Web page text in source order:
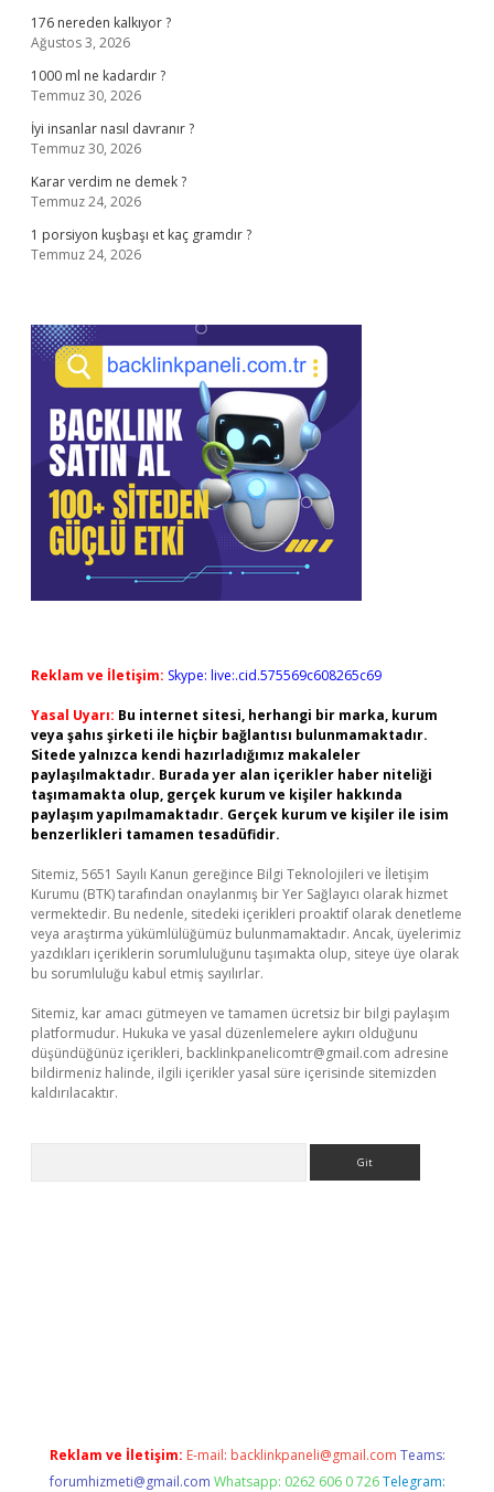
176 nereden kalkıyor ?
Ağustos 3, 2026
1000 ml ne kadardır ?
Temmuz 30, 2026
İyi insanlar nasıl davranır ?
Temmuz 30, 2026
Karar verdim ne demek ?
Temmuz 24, 2026
1 porsiyon kuşbaşı et kaç gramdır ?
Temmuz 24, 2026
Reklam ve İletişim: Skype: live:.cid.575569c608265c69
Yasal Uyarı: Bu internet sitesi, herhangi bir marka, kurum
veya şahıs şirketi ile hiçbir bağlantısı bulunmamaktadır.
Sitede yalnızca kendi hazırladığımız makaleler
paylaşılmaktadır. Burada yer alan içerikler haber niteliği
taşımamakta olup, gerçek kurum ve kişiler hakkında
paylaşım yapılmamaktadır. Gerçek kurum ve kişiler ile isim
benzerlikleri tamamen tesadüfidir.
Sitemiz, 5651 Sayılı Kanun gereğince Bilgi Teknolojileri ve İletişim
Kurumu (BTK) tarafından onaylanmış bir Yer Sağlayıcı olarak hizmet
vermektedir. Bu nedenle, sitedeki içerikleri proaktif olarak denetleme
veya araştırma yükümlülüğümüz bulunmamaktadır. Ancak, üyelerimiz
yazdıkları içeriklerin sorumluluğunu taşımakta olup, siteye üye olarak
bu sorumluluğu kabul etmiş sayılırlar.
Sitemiz, kar amacı gütmeyen ve tamamen ücretsiz bir bilgi paylaşım
platformudur. Hukuka ve yasal düzenlemelere aykırı olduğunu
düşündüğünüz içerikleri, backlinkpanelicomtr@gmail.com adresine
bildirmeniz halinde, ilgili içerikler yasal süre içerisinde sitemizden
kaldırılacaktır.
Reklam ve İletişim: E-mail: backlinkpaneli@gmail.com Teams:
forumhizmeti@gmail.com Whatsapp: 0262 606 0 726 Telegram: